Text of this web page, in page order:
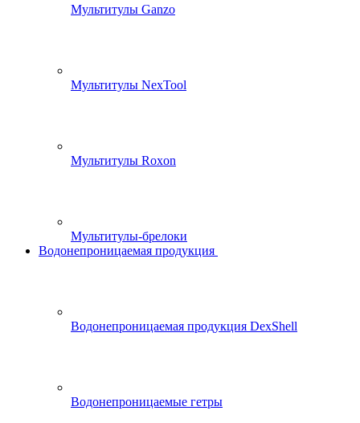
Мультитулы Ganzo
Мультитулы NexTool
Мультитулы Roxon
Мультитулы-брелоки
Водонепроницаемая продукция
Водонепроницаемая продукция DexShell
Водонепроницаемые гетры